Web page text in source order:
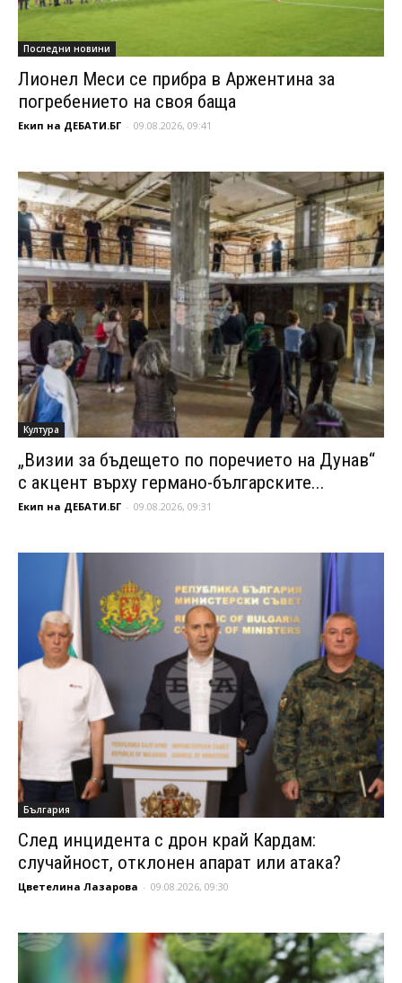
Последни новини
Лионел Меси се прибра в Аржентина за
погребението на своя баща
Екип на ДЕБАТИ.БГ - 09.08.2026, 09:41
Култура
„Визии за бъдещето по поречието на Дунав“
с акцент върху германо-българските...
Екип на ДЕБАТИ.БГ - 09.08.2026, 09:31
България
След инцидента с дрон край Кардам:
случайност, отклонен апарат или атака?
Цветелина Лазарова - 09.08.2026, 09:30